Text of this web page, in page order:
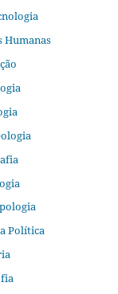
Humanas
Política